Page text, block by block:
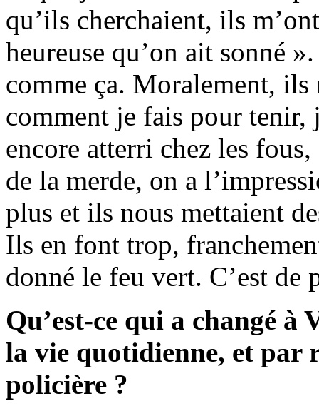
qu’ils cherchaient, ils
heureuse qu’on ait sonné
comme ça. Moralement, ils
comment je fais pour tenir,
encore atterri chez les
de la merde, on a
plus et ils nous mettaient
Ils en font trop,
donné le feu vert. C’est de
Qu’est-ce qui a changé à
la vie quotidienne, et par
policière ?